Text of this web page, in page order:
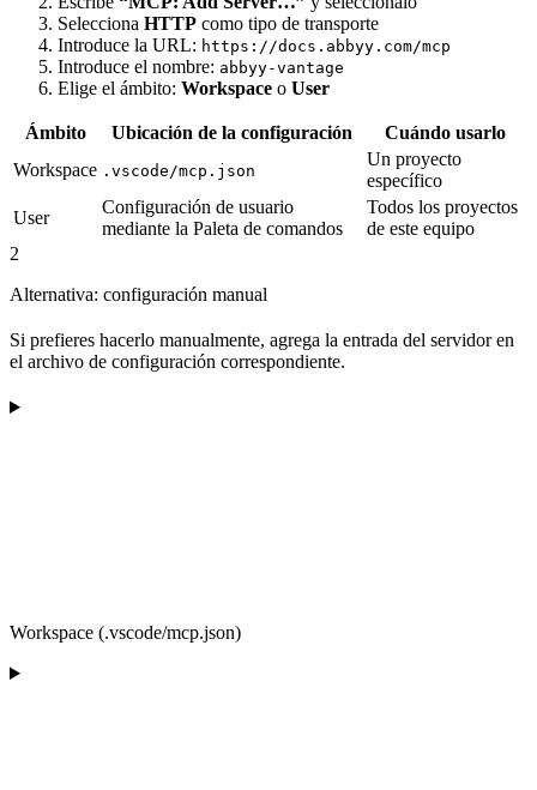
Selecciona HTTP como tipo de transporte
Introduce la URL: https://docs.abbyy.com/mcp
Introduce el nombre: abbyy-vantage
Elige el ámbito: Workspace o User
Ámbito Ubicación de la configuración
Cuándo usarlo
Workspace .vscode/mcp.json
Un proyecto
específico
User
Configuración de usuario
mediante la Paleta de comandos
Todos los proyectos
de este equipo
2
Alternativa: configuración manual
Si prefieres hacerlo manualmente, agrega la entrada del servidor en
el archivo de configuración correspondiente.
Workspace (.vscode/mcp.json)